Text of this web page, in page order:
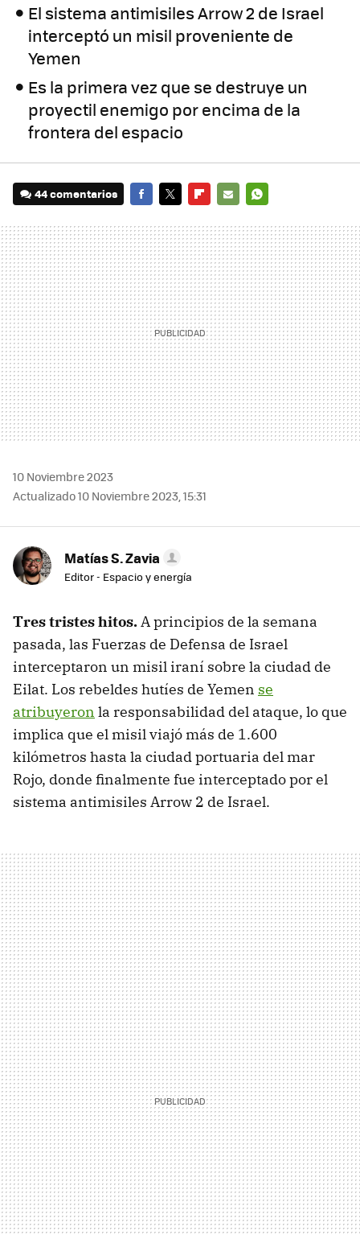
El sistema antimisiles Arrow 2 de Israel
interceptó un misil proveniente de
Yemen
Es la primera vez que se destruye un
proyectil enemigo por encima de la
frontera del espacio
44 comentarios
MAIL
10 Noviembre 2023
Actualizado 10 Noviembre 2023, 15:31
Matías S. Zavia
Editor - Espacio y energía
Tres tristes hitos.A principios de la semana
pasada, las Fuerzas de Defensa de Israel
interceptaron un misil iraní sobre la ciudad de
Eilat. Los rebeldes hutíes de Yemen se
atribuyeron la responsabilidad del ataque, lo que
implica que el misil viajó más de 1.600
kilómetros hasta la ciudad portuaria del mar
Rojo, donde finalmente fue interceptado por el
sistema antimisiles Arrow 2 de Israel.